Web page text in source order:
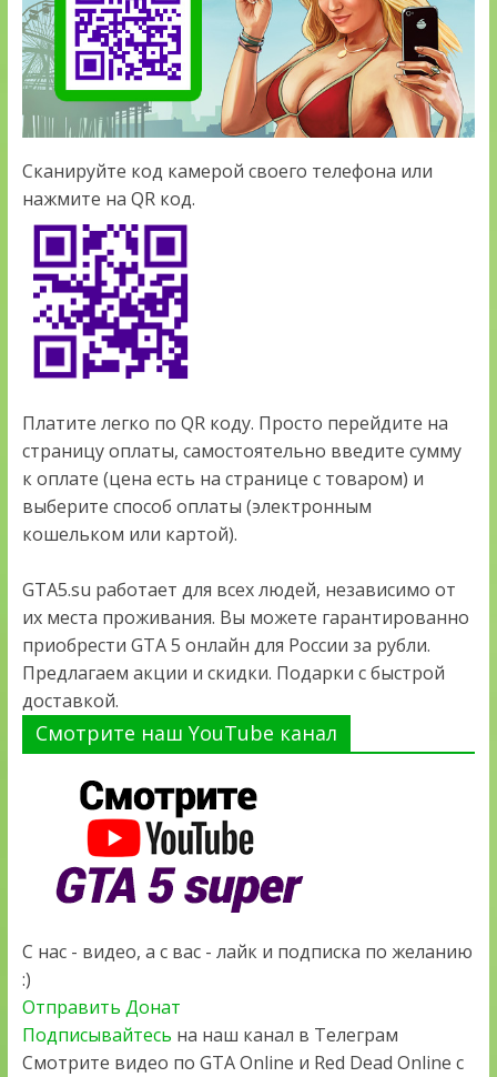
Сканируйте код камерой своего телефона или
нажмите на QR код.
Платите легко по QR коду. Просто перейдите на
страницу оплаты, самостоятельно введите сумму
к оплате (цена есть на странице с товаром) и
выберите способ оплаты (электронным
кошельком или картой).
GTA5.su работает для всех людей, независимо от
их места проживания. Вы можете гарантированно
приобрести GTA 5 онлайн для России за рубли.
Предлагаем акции и скидки. Подарки с быстрой
доставкой.
Смотрите наш YouTube канал
С нас - видео, а с вас - лайк и подписка по желанию
:)
Отправить Донат
Подписывайтесь на наш канал в Телеграм
Смотрите видео по GTA Online и Red Dead Online с